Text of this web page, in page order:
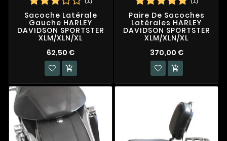
Sacoche Latérale
Gauche HARLEY
DAVIDSON SPORTSTER
XLM/XLN/XL
62,50 €

Paire De Sacoches
Latérales HARLEY
DAVIDSON SPORTSTER
XLM/XLN/XL
370,00 €
